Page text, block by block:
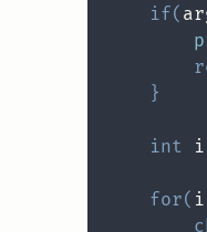
if(
}
int i
for( i